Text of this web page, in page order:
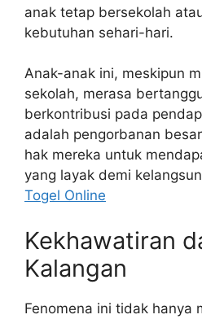
anak tetap bersekolah
kebutuhan sehari-hari.
Anak-anak ini, meskipun
sekolah, merasa
berkontribusi pada
adalah pengorbanan
hak mereka untuk
yang layak demi
Togel Online
Kekhawatiran
Kalangan
Fenomena ini tidak hanya